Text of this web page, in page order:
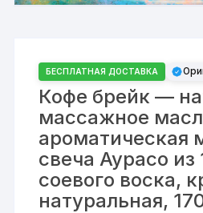
БЕСПЛАТНАЯ ДОСТАВКА
Кофе брейк —
массажное
ароматическая
свеча Аурасо из
соевого воска,
натуральная,